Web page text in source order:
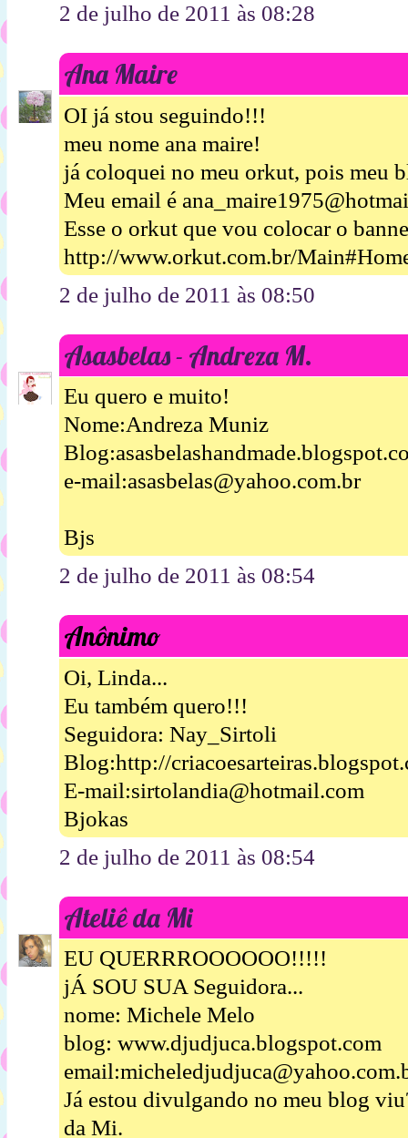
2 de julho de 2011 às 08:28
Ana Maire
OI já stou seguindo!!!
meu nome ana maire!
já coloquei no meu orkut, pois meu
Meu email é
Esse o orkut que vou colocar o
http://www.orkut.com.br/
2 de julho de 2011 às 08:50
Asasbelas - Andreza M.
Eu quero e muito!
Nome:Andreza Muniz
e-mail:asasbelas@yahoo.com.br
Bjs
2 de julho de 2011 às 08:54
Anônimo
Oi, Linda...
Eu também quero!!!
Seguidora: Nay_Sirtoli
Blog:http://
E-mail:sirtolandia@hotmail.com
Bjokas
2 de julho de 2011 às 08:54
Ateliê da Mi
EU QUERRROOOOOO!!!!!
jÁ SOU SUA Seguidora...
nome: Michele Melo
blog: www.djudjuca.blogspot.com
Já estou divulgando no meu blog
da Mi.